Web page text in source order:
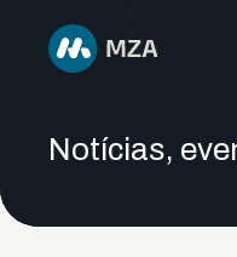
Notícias,